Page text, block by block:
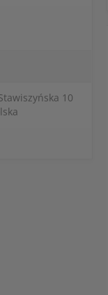
10